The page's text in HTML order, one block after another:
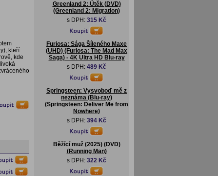
kteří
kde
Greenland 2: Útěk (DVD)
(Greenland 2: Migration)
s DPH: 315 Kč
Furiosa: Sága Šíleného Maxe
(UHD) (Furiosa: The Mad Max
Saga) - 4K Ultra HD Blu-ray
s DPH: 489 Kč
Springsteen: Vysvoboď mě z
neznáma (Blu-ray)
(Springsteen: Deliver Me from
Nowhere)
s DPH: 394 Kč
Běžící muž (2025) (DVD)
(Running Man)
s DPH: 322 Kč